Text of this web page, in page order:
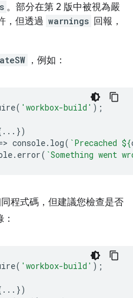
。部分在第 2 版中被視為嚴
，但透過 warnings 回報，
，例如：
( 'workbox-build' );
> console. log( `Precached ${
. error( `Something went
程式碼，但建議您檢查是否
( 'workbox-build' );